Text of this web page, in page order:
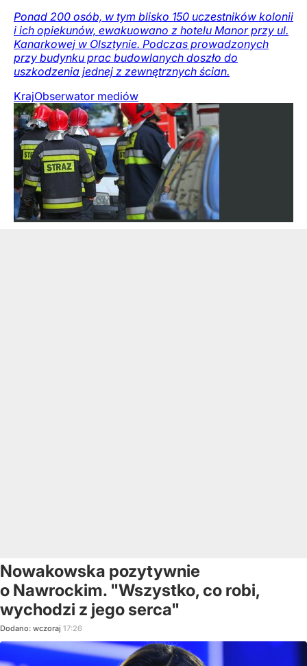
Ponad 200 osób, w tym blisko 150 uczestników kolonii
i ich opiekunów, ewakuowano z hotelu Manor przy ul.
Kanarkowej w Olsztynie. Podczas prowadzonych
przy budynku prac budowlanych doszło do
uszkodzenia jednej z zewnętrznych ścian.
KrajObserwator mediów
Nowakowska pozytywnie
o Nawrockim. "Wszystko, co robi,
wychodzi z jego serca"
Dodano: wczoraj 17:26